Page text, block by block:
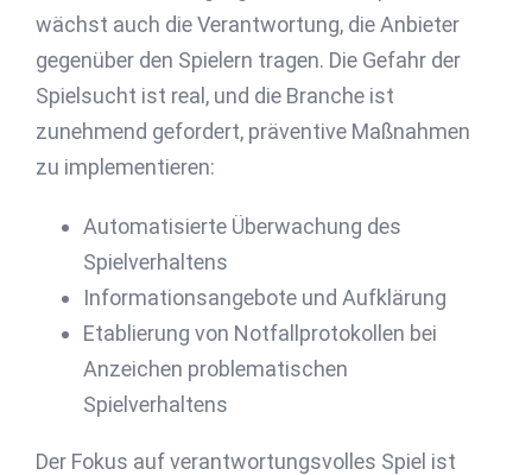
wächst auch die Verantwortung, die Anbieter
gegenüber den Spielern tragen. Die Gefahr der
Spielsucht ist real, und die Branche ist
zunehmend gefordert, präventive Maßnahmen
zu implementieren:
Automatisierte Überwachung des
Spielverhaltens
Informationsangebote und Aufklärung
Etablierung von Notfallprotokollen bei
Anzeichen problematischen
Spielverhaltens
Der Fokus auf verantwortungsvolles Spiel ist